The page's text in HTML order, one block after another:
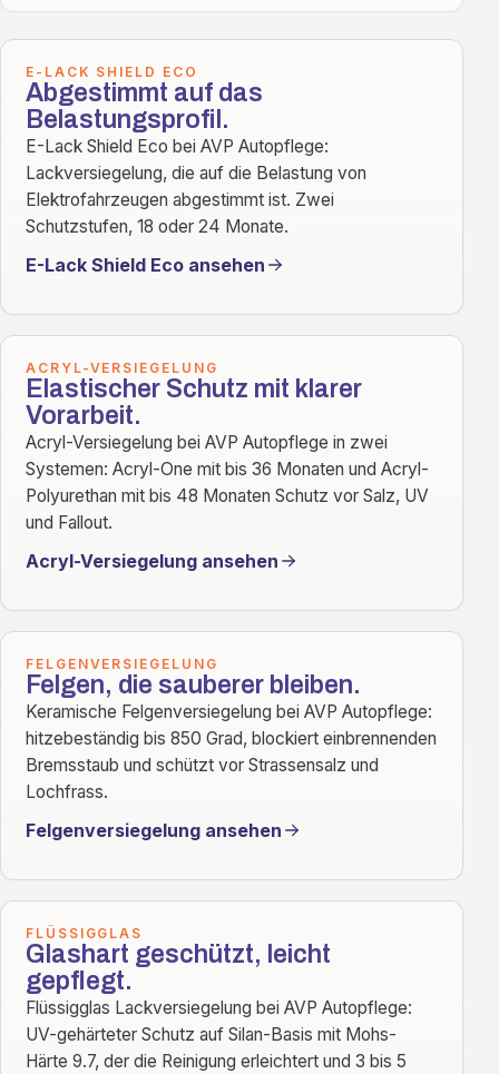
E-LACK SHIELD ECO
Abgestimmt auf das
Belastungsprofil.
E-Lack Shield Eco bei AVP Autopflege:
Lackversiegelung, die auf die Belastung von
Elektrofahrzeugen abgestimmt ist. Zwei
Schutzstufen, 18 oder 24 Monate.
E-Lack Shield Eco ansehen
ACRYL-VERSIEGELUNG
Elastischer Schutz mit klarer
Vorarbeit.
Acryl-Versiegelung bei AVP Autopflege in zwei
Systemen: Acryl-One mit bis 36 Monaten und Acryl-
Polyurethan mit bis 48 Monaten Schutz vor Salz, UV
und Fallout.
Acryl-Versiegelung ansehen
FELGENVERSIEGELUNG
Felgen, die sauberer bleiben.
Keramische Felgenversiegelung bei AVP Autopflege:
hitzebeständig bis 850 Grad, blockiert einbrennenden
Bremsstaub und schützt vor Strassensalz und
Lochfrass.
Felgenversiegelung ansehen
FLÜSSIGGLAS
Glashart geschützt, leicht
gepflegt.
Flüssigglas Lackversiegelung bei AVP Autopflege:
UV-gehärteter Schutz auf Silan-Basis mit Mohs-
Härte 9.7, der die Reinigung erleichtert und 3 bis 5